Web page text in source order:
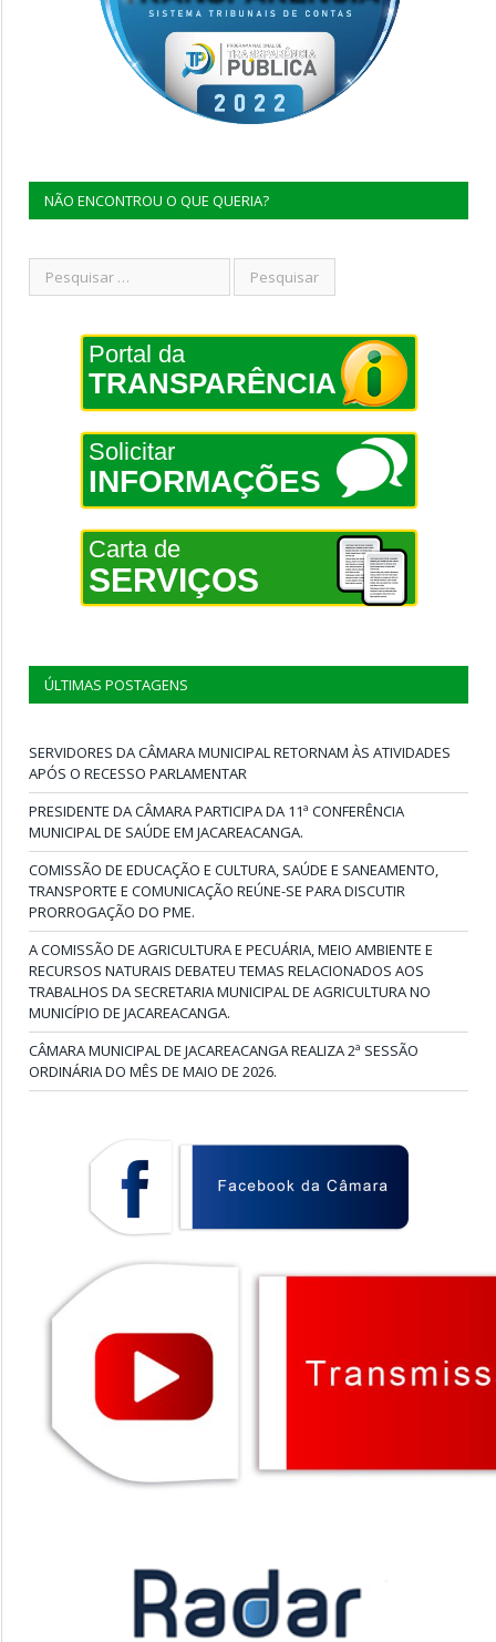
NÃO ENCONTROU O QUE QUERIA?
Portal da
TRANSPARÊNCIA
Solicitar
INFORMAÇÕES
Carta de
SERVIÇOS
ÚLTIMAS POSTAGENS
SERVIDORES DA CÂMARA MUNICIPAL RETORNAM ÀS ATIVIDADES
APÓS O RECESSO PARLAMENTAR
PRESIDENTE DA CÂMARA PARTICIPA DA 11ª CONFERÊNCIA
MUNICIPAL DE SAÚDE EM JACAREACANGA.
COMISSÃO DE EDUCAÇÃO E CULTURA, SAÚDE E SANEAMENTO,
TRANSPORTE E COMUNICAÇÃO REÚNE-SE PARA DISCUTIR
PRORROGAÇÃO DO PME.
A COMISSÃO DE AGRICULTURA E PECUÁRIA, MEIO AMBIENTE E
RECURSOS NATURAIS DEBATEU TEMAS RELACIONADOS AOS
TRABALHOS DA SECRETARIA MUNICIPAL DE AGRICULTURA NO
MUNICÍPIO DE JACAREACANGA.
CÂMARA MUNICIPAL DE JACAREACANGA REALIZA 2ª SESSÃO
ORDINÁRIA DO MÊS DE MAIO DE 2026.